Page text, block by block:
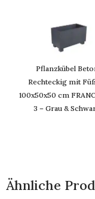
Pflanzkübel
Rechteckig mit
100x50x50 cm
3 – Grau &
Ähnliche